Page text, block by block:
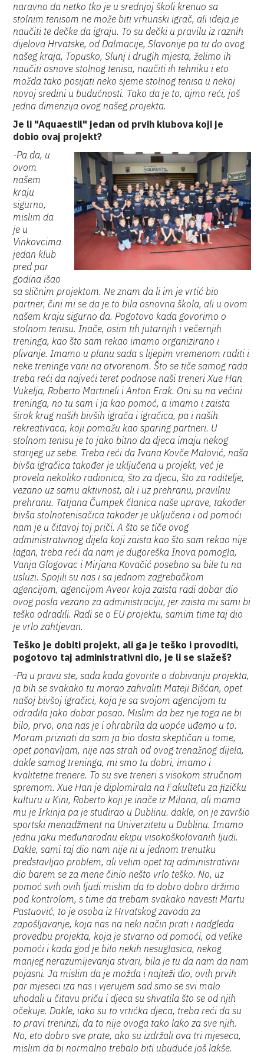
naravno da netko tko je u srednjoj školi krenuo sa
stolnim tenisom ne može biti vrhunski igrač, ali ideja je
naučiti te dečke da igraju. To su dečki u pravilu iz raznih
dijelova Hrvatske, od Dalmacije, Slavonije pa tu do ovog
našeg kraja, Topusko, Slunj i drugih mjesta, želimo ih
naučiti osnove stolnog tenisa, naučiti ih tehniku i eto
možda tako posijati neko sjeme stolnog tenisa u nekoj
novoj sredini u budućnosti. Tako da je to, ajmo reći, još
jedna dimenzija ovog našeg projekta.
Je li "Aquaestil" jedan od prvih klubova koji je
dobio ovaj projekt?
-Pa da, u
ovom
našem
kraju
sigurno,
mislim da
je u
Vinkovcima
jedan klub
pred par
godina išao
sa sličnim projektom. Ne znam da li im je vrtić bio
partner, čini mi se da je to bila osnovna škola, ali u ovom
našem kraju sigurno da. Pogotovo kada govorimo o
stolnom tenisu. Inače, osim tih jutarnjih i večernjih
treninga, kao što sam rekao imamo organizirano i
plivanje. Imamo u planu sada s lijepim vremenom raditi i
neke treninge vani na otvorenom. Što se tiče samog rada
treba reći da najveći teret podnose naši treneri Xue Han
Vukelja, Roberto Martineli i Anton Erak. Oni su na većini
treninga, no tu sam i ja kao pomoć, a imamo i zaista
širok krug naših bivših igrača i igračica, pa i naših
rekreativaca, koji pomažu kao sparing partneri. U
stolnom tenisu je to jako bitno da djeca imaju nekog
starijeg uz sebe. Treba reći da Ivana Kovče Malović, naša
bivša igračica također je uključena u projekt, već je
provela nekoliko radionica, što za djecu, što za roditelje,
vezano uz samu aktivnost, ali i uz prehranu, pravilnu
prehranu. Tatjana Čumpek članica naše uprave, također
bivša stolnotenisačica također je uključena i od pomoći
nam je u čitavoj toj priči. A što se tiče ovog
administrativnog dijela koji zaista kao što sam rekao nije
lagan, treba reći da nam je dugoreška Inova pomogla,
Vanja Glogovac i Mirjana Kovačić posebno su bile tu na
usluzi. Spojili su nas i sa jednom zagrebačkom
agencijom, agencijom Aveor koja zaista radi dobar dio
ovog posla vezano za administraciju, jer zaista mi sami bi
teško odradili. Radi se o EU projektu, samim time taj dio
je vrlo zahtjevan.
Teško je dobiti projekt, ali ga je teško i provoditi,
pogotovo taj administrativni dio, je li se slažeš?
-Pa u pravu ste, sada kada govorite o dobivanju projekta,
ja bih se svakako tu morao zahvaliti Mateji Bišćan, opet
našoj bivšoj igračici, koja je sa svojom agencijom tu
odradila jako dobar posao. Mislim da bez nje toga ne bi
bilo, prvo, ona nas je i ohrabrila da uopće uđemo u to.
Moram priznati da sam ja bio dosta skeptičan u tome,
opet ponavljam, nije nas strah od ovog trenažnog dijela,
dakle samog treninga, mi smo tu dobri, imamo i
kvalitetne trenere. To su sve treneri s visokom stručnom
spremom. Xue Han je diplomirala na Fakultetu za fizičku
kulturu u Kini, Roberto koji je inače iz Milana, ali mama
mu je Irkinja pa je studirao u Dublinu. dakle, on je završio
sportski menadžment na Univerzitetu u Dublinu. Imamo
jednu jaku međunarodnu ekipu visokoškolovanih ljudi.
Dakle, sami taj dio nam nije ni u jednom trenutku
predstavljao problem, ali velim opet taj administrativni
dio barem se za mene činio nešto vrlo teško. No, uz
pomoć svih ovih ljudi mislim da to dobro dobro držimo
pod kontrolom, s time da trebam svakako navesti Martu
Pastuović, to je osoba iz Hrvatskog zavoda za
zapošljavanje, koja nas na neki način prati i nadgleda
provedbu projekta, koja je stvarno od pomoći, od velike
pomoći i kada god je bilo nekih nesuglasica, nekog
manjeg nerazumijevanja stvari, bila je tu da nam da nam
pojasni. Ja mislim da je možda i najteži dio, ovih prvih
par mjeseci iza nas i vjerujem sad smo se svi malo
uhodali u čitavu priču i djeca su shvatila što se od njih
očekuje. Dakle, iako su to vrtićka djeca, treba reći da su
to pravi treninzi, da to nije ovoga tako lako za sve njih.
No, eto dobro sve prate, ako su izdržali ova tri mjeseca,
mislim da bi normalno trebalo biti ubuduće još lakše.